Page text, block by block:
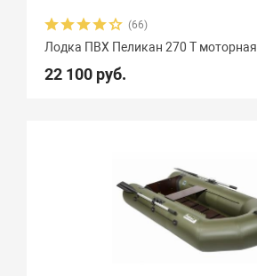
(66)
Лодка ПВХ Пеликан 270 T моторная
22 100 руб.